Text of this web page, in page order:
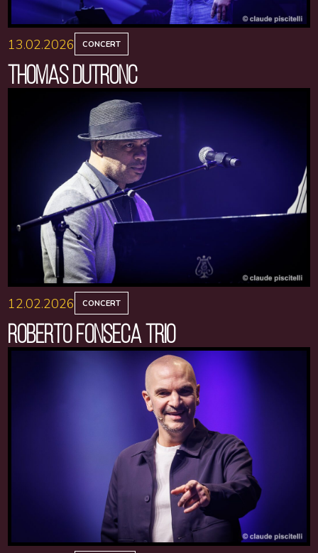
13.02.2026 CONCERT
THOMAS DUTRONC
12.02.2026 CONCERT
ROBERTO FONSECA TRIO